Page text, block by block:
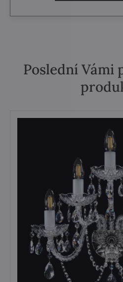
Poslední Vámi